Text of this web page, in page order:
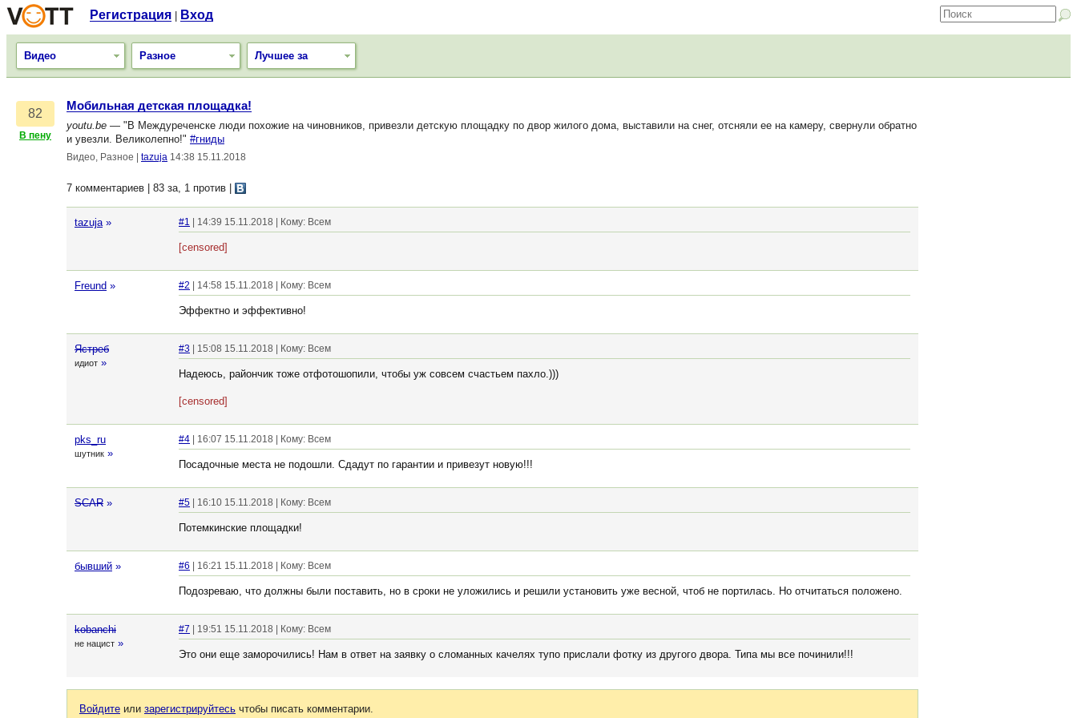
Регистрация Вход
Видео Разное Лучшее за
82
В пену
Мобильная детская площадка!
youtu.be — "В Междуреченске люди похожие на чиновников, привезли детскую площадку по двор жилого дома, выставили на снег, отсняли ее на камеру, свернули обратно
и увезли. Великолепно!" #гниды
Видео, Разное tazuja 14:38 15.11.2018
7 комментариев | 83 за, 1 против
tazuja » #1 | 14:39 15.11.2018 | Кому: Всем
[censored]
Freund » #2 | 14:58 15.11.2018 | Кому: Всем
Эффектно и эффективно!
Ястреб
идиот »
#3 | 15:08 15.11.2018 | Кому: Всем
Надеюсь, райончик тоже отфотошопили, чтобы уж совсем счастьем пахло.)))
[censored]
pks_ru
шутник »
#4 | 16:07 15.11.2018 | Кому: Всем
Посадочные места не подошли. Сдадут по гарантии и привезут новую!!!
SCAR » #5 | 16:10 15.11.2018 | Кому: Всем
Потемкинские площадки!
бывший » #6 | 16:21 15.11.2018 | Кому: Всем
Подозреваю, что должны были поставить, но в сроки не уложились и решили установить уже весной, чтоб не портилась. Но отчитаться положено.
kobanchi
не нацист »
#7 | 19:51 15.11.2018 | Кому: Всем
Это они еще заморочились! Нам в ответ на заявку о сломанных качелях тупо прислали фотку из другого двора. Типа мы все починили!!!
Войдите или зарегистрируйтесь чтобы писать комментарии.